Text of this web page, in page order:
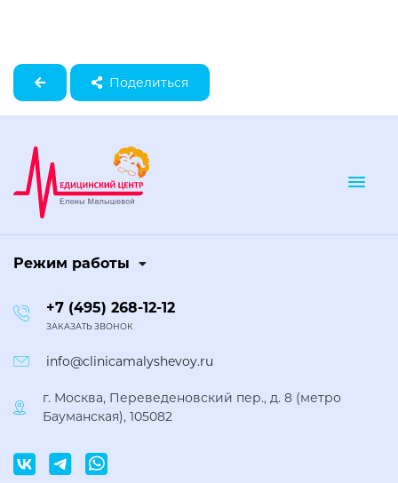
Поделиться
Режим работы
+7 (495) 268-12-12
ЗАКАЗАТЬ ЗВОНОК
info@clinicamalyshevoy.ru
г. Москва, Переведеновский пер., д. 8 (метро
Бауманская), 105082